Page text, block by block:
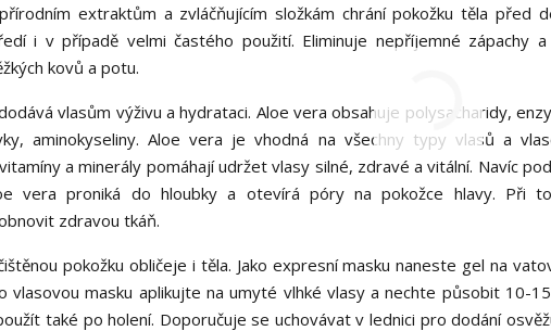
extraktům a zvláčňujícím složkám chrání pokožku těla před
i v případě velmi častého použití. Eliminuje nepříjemné zápachy
kovů a potu.
vlasům výživu a hydrataci. Aloe vera obsahuje polysacharidy,
aminokyseliny. Aloe vera je vhodná na všechny typy vlasů a
a minerály pomáhají udržet vlasy silné, zdravé a vitální. Navíc
vera proniká do hloubky a otevírá póry na pokožce hlavy. Při
zdravou tkáň.
pokožku obličeje i těla. Jako expresní masku naneste gel na
vlasovou masku aplikujte na umyté vlhké vlasy a nechte působit 10-
také po holení. Doporučuje se uchovávat v lednici pro dodání